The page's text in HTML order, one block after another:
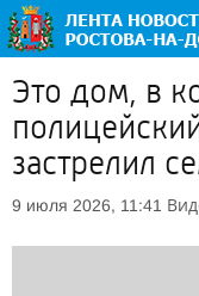
Это дом, в
застрелил
9 июля 2026, 11:41